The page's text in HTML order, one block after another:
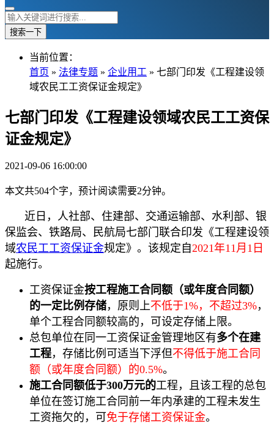
搜索一下
当前位置：
首页 » 法律专题 » 企业用工 » 七部门印发《工程建设领
域农民工工资保证金规定》
七部门印发《工程建设领域农民工工资保
证金规定》
2021-09-06 16:00:00
本文共504个字，预计阅读需要2分钟。
近日，人社部、住建部、交通运输部、水利部、银
保监会、铁路局、民航局七部门联合印发《工程建设领
域农民工工资保证金规定》。该规定自2021年11月1日
起施行。
工资保证金按工程施工合同额（或年度合同额）
的一定比例存储，原则上不低于1%，不超过3%，
单个工程合同额较高的，可设定存储上限。
总包单位在同一工资保证金管理地区有多个在建
工程，存储比例可适当下浮但不得低于施工合同
额（或年度合同额）的0.5%。
施工合同额低于300万元的工程，且该工程的总包
单位在签订施工合同前一年内承建的工程未发生
工资拖欠的，可免于存储工资保证金。